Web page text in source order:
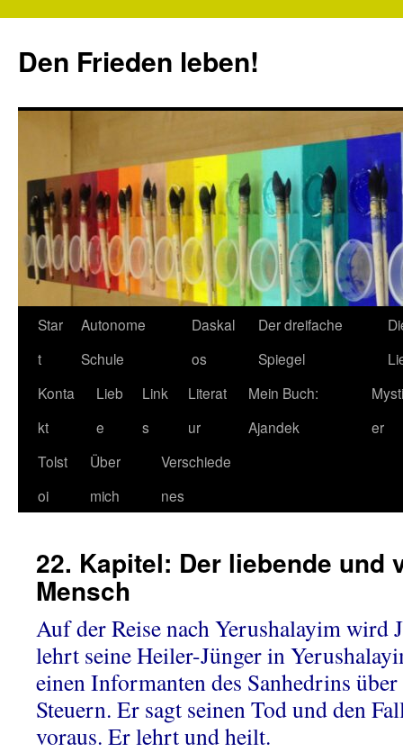
springen
Den Frieden leben!
Star
t
Autonome
Schule
Daskal
os
Der dreifache
Spiegel
Konta
kt
Lieb
e
Link
s
Literat
ur
Mein Buch:
Ajandek
er
Tolst
oi
Über
mich
Verschiede
nes
22. Kapitel: Der liebende und
Mensch
Auf der Reise nach Yerushalayim wird
lehrt seine Heiler-Jünger in
einen Informanten des Sanhedrins
Steuern. Er sagt seinen Tod und den
voraus. Er lehrt und heilt.